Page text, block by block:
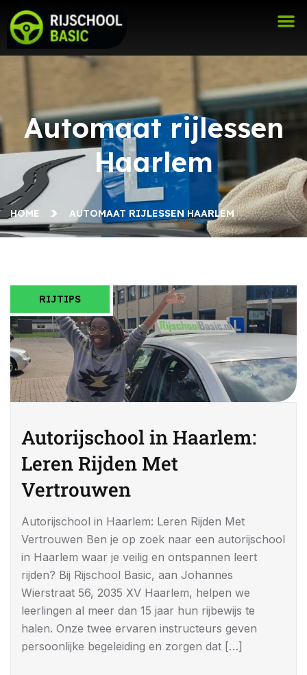
Automaat rijlessen
Haarlem
HOME AUTOMAAT RIJLESSEN HAARLEM
RIJTIPS
Autorijschool in Haarlem:
Leren Rijden Met
Vertrouwen
Autorijschool in Haarlem: Leren Rijden Met
Vertrouwen Ben je op zoek naar een autorijschool
in Haarlem waar je veilig en ontspannen leert
rijden? Bij Rijschool Basic, aan Johannes
Wierstraat 56, 2035 XV Haarlem, helpen we
leerlingen al meer dan 15 jaar hun rijbewijs te
halen. Onze twee ervaren instructeurs geven
persoonlijke begeleiding en zorgen dat […]